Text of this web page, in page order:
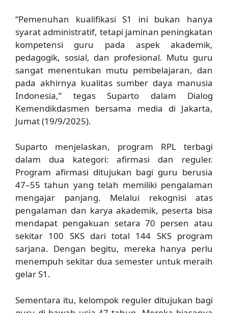
“Pemenuhan kualifikasi S1 ini bukan hanya
syarat administratif, tetapi jaminan peningkatan
kompetensi guru pada aspek akademik,
pedagogik, sosial, dan profesional. Mutu guru
sangat menentukan mutu pembelajaran, dan
pada akhirnya kualitas sumber daya manusia
Indonesia,” tegas Suparto dalam Dialog
Kemendikdasmen bersama media di Jakarta,
Jumat (19/9/2025).
Suparto menjelaskan, program RPL terbagi
dalam dua kategori: afirmasi dan reguler.
Program afirmasi ditujukan bagi guru berusia
47–55 tahun yang telah memiliki pengalaman
mengajar panjang. Melalui rekognisi atas
pengalaman dan karya akademik, peserta bisa
mendapat pengakuan setara 70 persen atau
sekitar 100 SKS dari total 144 SKS program
sarjana. Dengan begitu, mereka hanya perlu
menempuh sekitar dua semester untuk meraih
gelar S1.
Sementara itu, kelompok reguler ditujukan bagi